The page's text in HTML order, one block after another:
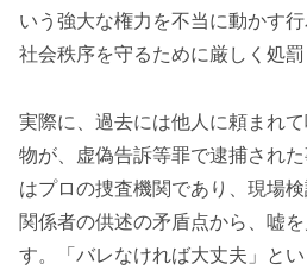
いう強大な権力を不当に動かす
社会秩序を守るために厳しく処罰
実際に、過去には他人に頼まれ
物が、虚偽告訴等罪で逮捕され
はプロの捜査機関であり、現場
関係者の供述の矛盾点から、嘘
す。「バレなければ大丈夫」と